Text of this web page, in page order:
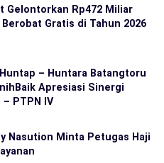
Gelontorkan Rp472 Miliar
Gratis di Tahun 2026
– Huntara Batangtoru
Apresiasi Sinergi
– PTPN IV
Nasution Minta Petugas Haji